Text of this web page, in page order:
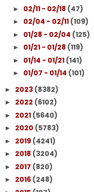
► 02/11 - 02/18 (47)
► 02/04 - 02/11 (109)
► 01/28 - 02/04 (125)
► 01/21 - 01/28 (119)
► 01/14 - 01/21 (141)
► 01/07 - 01/14 (101)
► 2023 (8382)
► 2022 (6102)
► 2021 (5640)
► 2020 (5783)
► 2019 (4241)
► 2018 (3204)
► 2017 (820)
► 2016 (248)